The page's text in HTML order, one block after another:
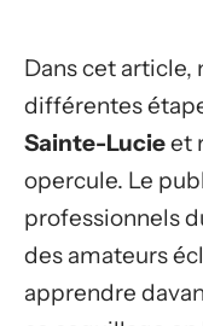
Dans cet article,
différentes
Sainte-Lucieet
opercule. Le
professionnels
des amateurs
apprendre